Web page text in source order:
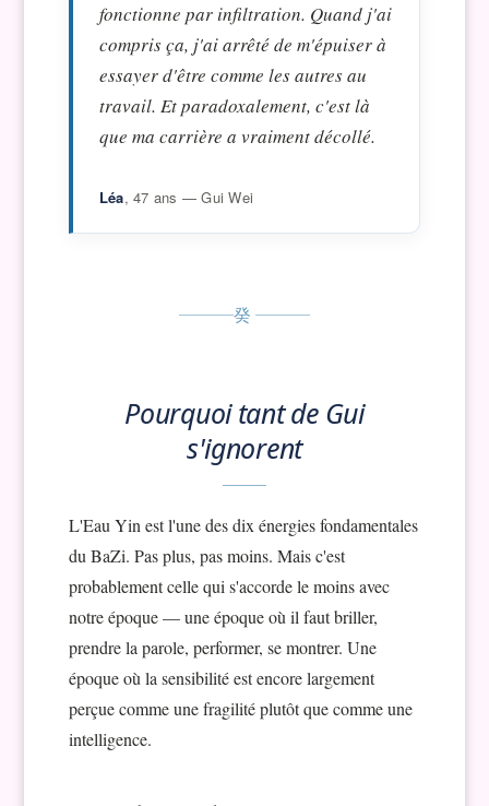
fonctionne par infiltration. Quand j'ai
compris ça, j'ai arrêté de m'épuiser à
essayer d'être comme les autres au
travail. Et paradoxalement, c'est là
que ma carrière a vraiment décollé.
Léa, 47 ans — Gui Wei
癸
Pourquoi tant de Gui
s'ignorent
L'Eau Yin est l'une des dix énergies fondamentales
du BaZi. Pas plus, pas moins. Mais c'est
probablement celle qui s'accorde le moins avec
notre époque — une époque où il faut briller,
prendre la parole, performer, se montrer. Une
époque où la sensibilité est encore largement
perçue comme une fragilité plutôt que comme une
intelligence.